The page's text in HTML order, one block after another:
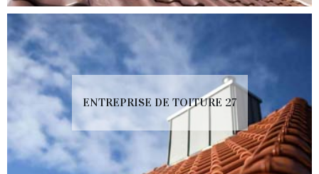
ENTREPRISE DE TOITURE 27